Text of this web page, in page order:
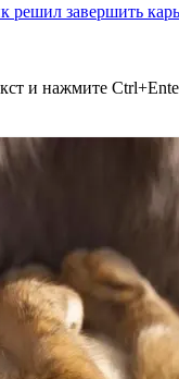
решил завершить
и нажмите